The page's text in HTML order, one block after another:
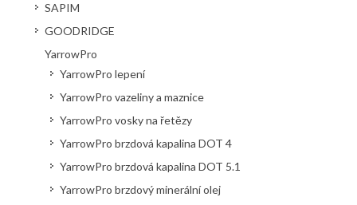
SAPIM
GOODRIDGE
YarrowPro
YarrowPro lepení
YarrowPro vazeliny a maznice
YarrowPro vosky na řetězy
YarrowPro brzdová kapalina DOT 4
YarrowPro brzdová kapalina DOT 5.1
YarrowPro brzdový minerální olej